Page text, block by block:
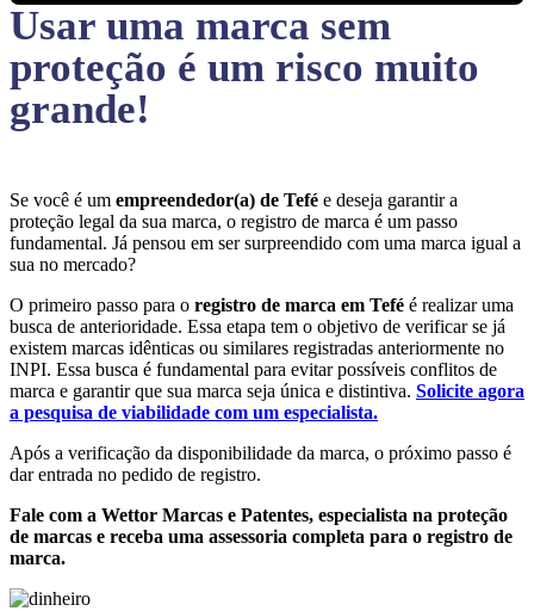
Usar uma marca sem
proteção é um risco muito
grande!
Se você é um empreendedor(a) de Tefé e deseja garantir a
proteção legal da sua marca, o registro de marca é um passo
fundamental. Já pensou em ser surpreendido com uma marca igual a
sua no mercado?
O primeiro passo para o registro de marca em Tefé é realizar uma
busca de anterioridade. Essa etapa tem o objetivo de verificar se já
existem marcas idênticas ou similares registradas anteriormente no
INPI. Essa busca é fundamental para evitar possíveis conflitos de
marca e garantir que sua marca seja única e distintiva. Solicite agora
a pesquisa de viabilidade com um especialista.
Após a verificação da disponibilidade da marca, o próximo passo é
dar entrada no pedido de registro.
Fale com a Wettor Marcas e Patentes, especialista na proteção
de marcas e receba uma assessoria completa para o registro de
marca.